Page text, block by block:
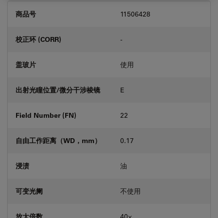
商品号 11506428
校正环 (CORR) -
盖玻片 使用
出射光瞳位置/微分干涉棱镜 E
Field Number (FN) 22
自由工作距离（WD，mm） 0.17
浸渍 油
可变光阑 不使用